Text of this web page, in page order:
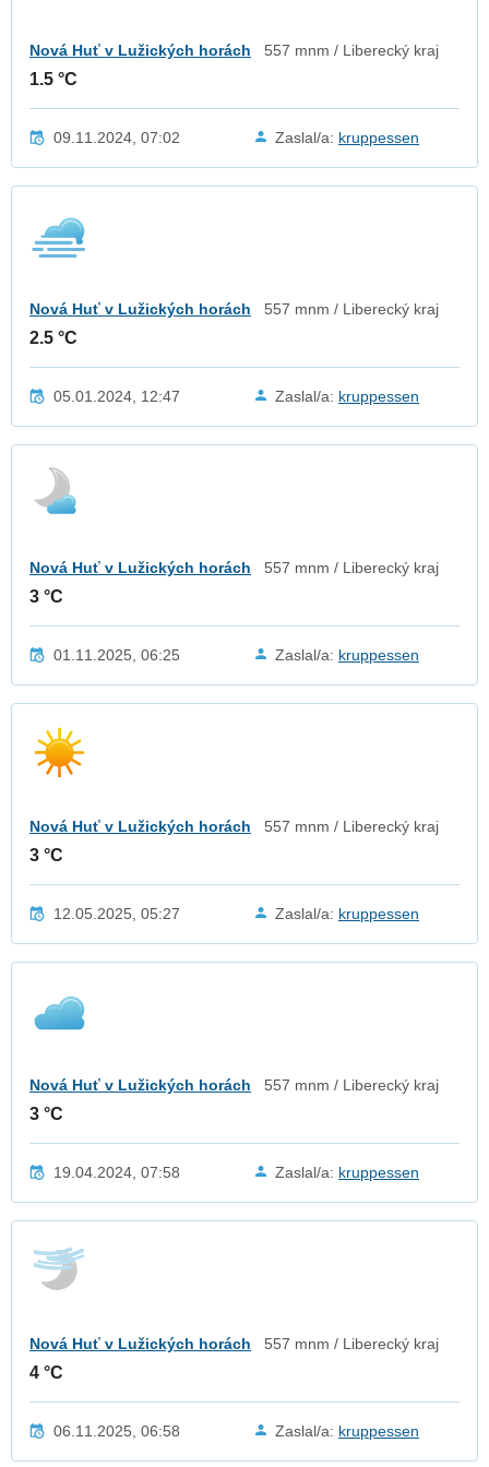
Nová Huť v Lužických horách 557 mnm / Liberecký kraj
1.5 °C
09.11.2024, 07:02 Zaslal/a: kruppessen
Nová Huť v Lužických horách 557 mnm / Liberecký kraj
2.5 °C
05.01.2024, 12:47 Zaslal/a: kruppessen
Nová Huť v Lužických horách 557 mnm / Liberecký kraj
3 °C
01.11.2025, 06:25 Zaslal/a: kruppessen
Nová Huť v Lužických horách 557 mnm / Liberecký kraj
3 °C
12.05.2025, 05:27 Zaslal/a: kruppessen
Nová Huť v Lužických horách 557 mnm / Liberecký kraj
3 °C
19.04.2024, 07:58 Zaslal/a: kruppessen
Nová Huť v Lužických horách 557 mnm / Liberecký kraj
4 °C
06.11.2025, 06:58 Zaslal/a: kruppessen